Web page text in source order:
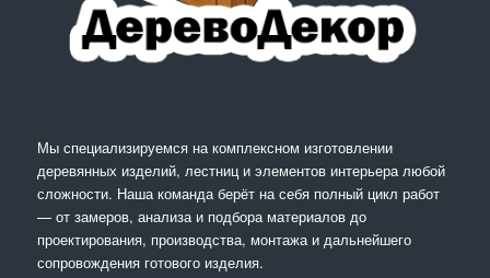
Мы специализируемся на комплексном изготовлении
деревянных изделий, лестниц и элементов интерьера любой
сложности. Наша команда берёт на себя полный цикл работ
— от замеров, анализа и подбора материалов до
проектирования, производства, монтажа и дальнейшего
сопровождения готового изделия.